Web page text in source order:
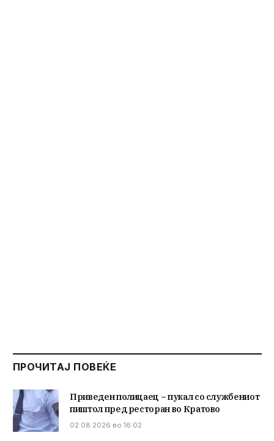
ПРОЧИТАЈ ПОВЕЌЕ
Приведен полицаец – пукал со службениот
пиштол пред ресторан во Кратово
02.08.2026 во 16:02